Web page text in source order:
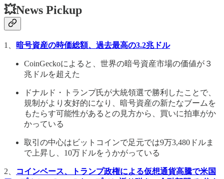
💥News Pickup
1、 暗号資産の時価総額、過去最高の3.2兆ドル
CoinGeckoによると、世界の暗号資産市場の価値が３
兆ドルを超えた
ドナルド・トランプ氏が大統領選で勝利したことで、
規制がより友好的になり、暗号資産の新たなブームを
もたらす可能性があるとの見方から、買いに拍車がか
かっている
取引の中心はビットコインで足元では9万3,480ドルま
で上昇し、10万ドルをうかがっている
2、
コインベース、トランプ政権による仮想通貨高騰で米国